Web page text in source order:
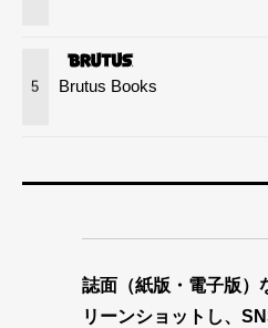
5 Brutus Books
誌面（紙版・電子版）
リーンショットし、